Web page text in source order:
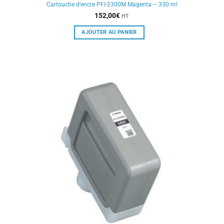
Cartouche d’encre PFI-2300M Magenta – 330 ml
152,00€ HT
AJOUTER AU PANIER